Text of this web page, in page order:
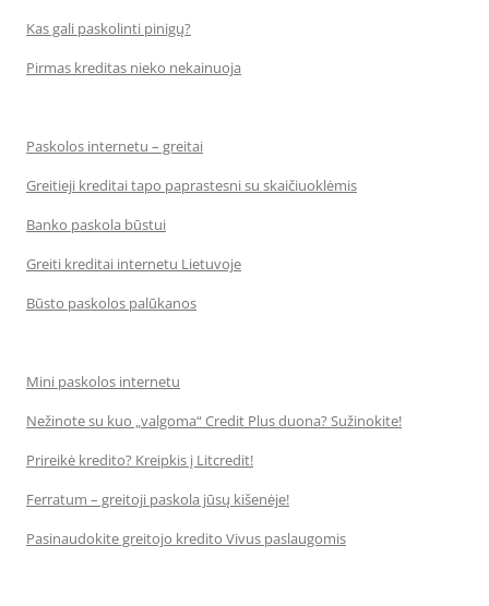
Kas gali paskolinti pinigų?
Pirmas kreditas nieko nekainuoja
Paskolos internetu – greitai
Greitieji kreditai tapo paprastesni su skaičiuoklėmis
Banko paskola būstui
Greiti kreditai internetu Lietuvoje
Būsto paskolos palūkanos
Mini paskolos internetu
Nežinote su kuo „valgoma“ Credit Plus duona? Sužinokite!
Prireikė kredito? Kreipkis į Litcredit!
Ferratum – greitoji paskola jūsų kišenėje!
Pasinaudokite greitojo kredito Vivus paslaugomis